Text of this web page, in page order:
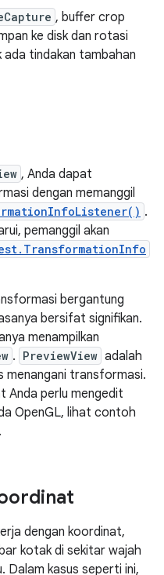
, buffer crop
ke disk dan rotasi
ada tindakan tambahan
, Anda dapat
dengan memanggil
.
pemanggil akan
bergantung
bersifat signifikan.
menampilkan
. PreviewView adalah
transformasi.
Anda perlu mengedit
OpenGL, lihat contoh
.
dengan koordinat,
kotak di sekitar wajah
Dalam kasus seperti ini,